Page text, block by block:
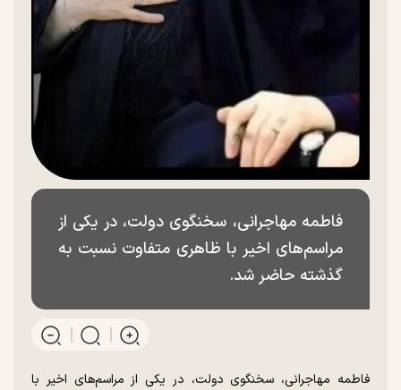
فاطمه مهاجرانی، سخنگوی دولت، در یکی از
مراسم‌های اخیر با ظاهری متفاوت نسبت به
گذشته حاضر شد.
فاطمه مهاجرانی، سخنگوی دولت، در یکی از مراسم‌های اخیر با